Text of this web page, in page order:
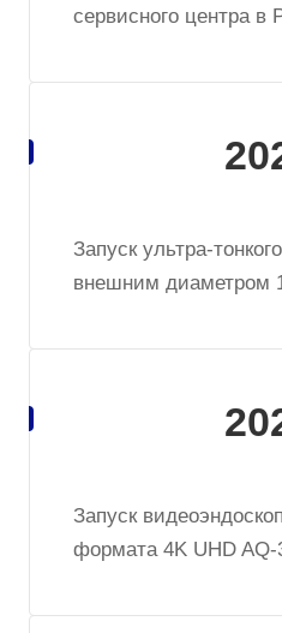
сервисного центра в
Запуск ультра-
внешним диаметром
Запуск
формата 4K UHD AQ-